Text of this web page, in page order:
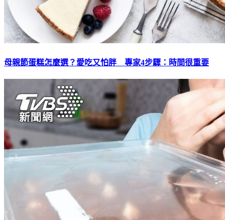
母親節蛋糕怎麼選？愛吃又怕胖 專家4步驟：時間很重要